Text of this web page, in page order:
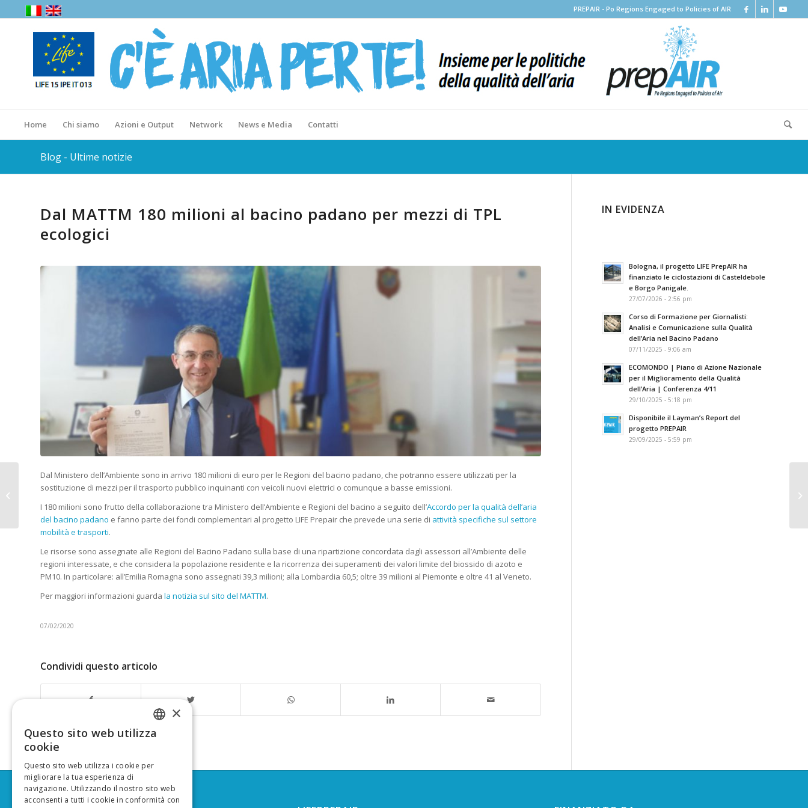
PREPAIR - Po Regions Engaged to Policies of AIR
Home Chi siamo Azioni e Output Network News e Media Contatti
Blog - Ultime notizie
Dal MATTM 180 milioni al bacino padano per mezzi di TPL
ecologici
Dal Ministero dell’Ambiente sono in arrivo 180 milioni di euro per le Regioni del bacino padano, che potranno essere utilizzati per la
sostituzione di mezzi per il trasporto pubblico inquinanti con veicoli nuovi elettrici o comunque a basse emissioni.
I 180 milioni sono frutto della collaborazione tra Ministero dell’Ambiente e Regioni del bacino a seguito dell’Accordo per la qualità dell’aria
del bacino padano e fanno parte dei fondi complementari al progetto LIFE Prepair che prevede una serie di attività specifiche sul settore
mobilità e trasporti.
Le risorse sono assegnate alle Regioni del Bacino Padano sulla base di una ripartizione concordata dagli assessori all’Ambiente delle
regioni interessate, e che considera la popolazione residente e la ricorrenza dei superamenti dei valori limite del biossido di azoto e
PM10. In particolare: all’Emilia Romagna sono assegnati 39,3 milioni; alla Lombardia 60,5; oltre 39 milioni al Piemonte e oltre 41 al Veneto.
Per maggiori informazioni guarda la notizia sul sito del MATTM.
07/02/2020
Condividi questo articolo
IN EVIDENZA
Bologna, il progetto LIFE PrepAIR ha
finanziato le ciclostazioni di Casteldebole
e Borgo Panigale.
27/07/2026 - 2:56 pm
Corso di Formazione per Giornalisti:
Analisi e Comunicazione sulla Qualità
dell’Aria nel Bacino Padano
07/11/2025 - 9:06 am
ECOMONDO | Piano di Azione Nazionale
per il Miglioramento della Qualità
dell’Aria | Conferenza 4/11
29/10/2025 - 5:18 pm
Disponibile il Layman’s Report del
progetto PREPAIR
29/09/2025 - 5:59 pm
Prepair a Progetto
Fuoco per presentare
il report sui consumi
residenziali di...
ITALIAN
×
Questo sito web utilizza
cookie
Questo sito web utilizza i cookie per
migliorare la tua esperienza di
navigazione. Utilizzando il nostro sito web
acconsenti a tutti i cookie in conformità con